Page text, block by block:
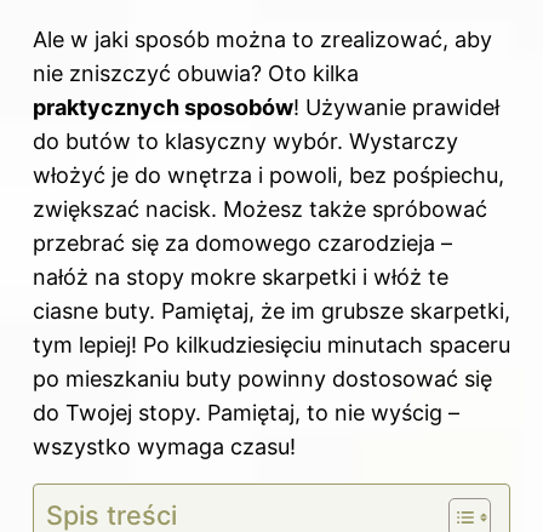
Ale w jaki sposób można to zrealizować, aby
nie zniszczyć obuwia? Oto kilka
praktycznych sposobów! Używanie prawideł
do butów to klasyczny wybór. Wystarczy
włożyć je do wnętrza i powoli, bez pośpiechu,
zwiększać nacisk. Możesz także spróbować
przebrać się za domowego czarodzieja –
nałóż na stopy mokre skarpetki i włóż te
ciasne buty. Pamiętaj, że im grubsze skarpetki,
tym lepiej! Po kilkudziesięciu minutach spaceru
po mieszkaniu buty powinny dostosować się
do Twojej stopy. Pamiętaj, to nie wyścig –
wszystko wymaga czasu!
Spis treści